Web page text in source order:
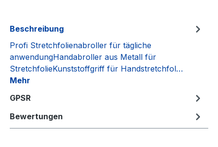
Beschreibung
Profi Stretchfolienabroller für tägliche
anwendungHandabroller aus Metall für
StretchfolieKunststoffgriff für Handstretchfol…
Mehr
GPSR
Bewertungen